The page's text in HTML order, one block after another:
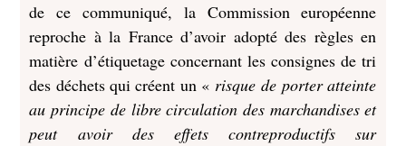
de ce communiqué, la Commission européenne
reproche à la France d’avoir adopté des règles en
matière d’étiquetage concernant les consignes de tri
des déchets qui créent un « risque de porter atteinte
au principe de libre circulation des marchandises et
peut avoir des effets contreproductifs sur